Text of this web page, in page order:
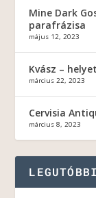
Mine Dark
parafrázisa
május 12, 2023
Kvász –
március 22, 2023
Cervisia
március 8, 2023